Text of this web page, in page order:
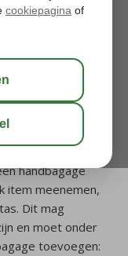
mag ik
regels bij
meer automatisch
handbagage
item meenemen,
Dit mag
en moet onder
toevoegen: